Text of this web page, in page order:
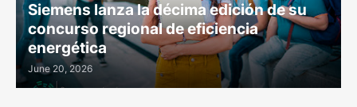
Siemens lanza la décima edición de su
concurso regional de eficiencia
energética
June 20, 2026